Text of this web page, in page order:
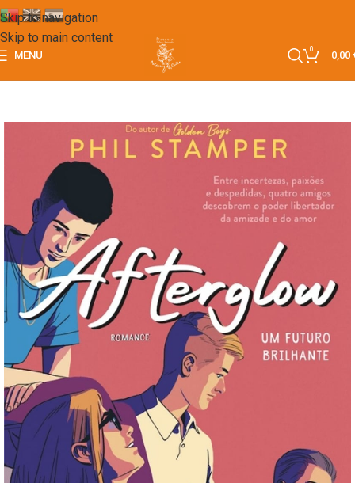
Skip to navigation
Skip to main content
MENU
0
0,00